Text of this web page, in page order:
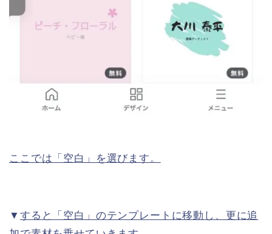
ここでは「空白」を選びます。
▼ すると「空白」のテンプレートに移動し、更に追